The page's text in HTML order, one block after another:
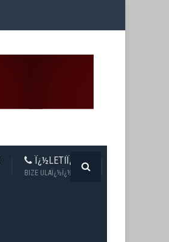
Ï¿½LETIÏ¿½IM
BIZE ULAÏ¿½Ï¿½N